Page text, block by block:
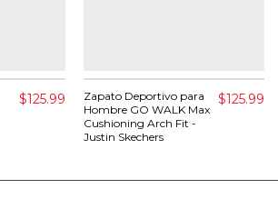
$125.99
Zapato Deportivo para
Hombre GO WALK Max
Cushioning Arch Fit -
Justin Skechers
$125.99